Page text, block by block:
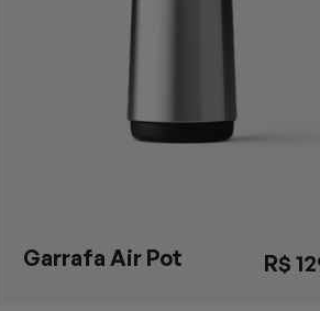
Garrafa Air Pot
R$